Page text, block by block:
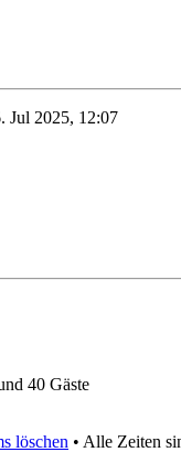
Jul 2025, 12:07
40 Gäste
löschen • Alle Zeiten